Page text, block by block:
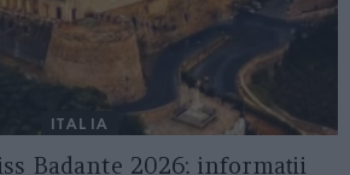
ITALIA
Badante 2026: informații